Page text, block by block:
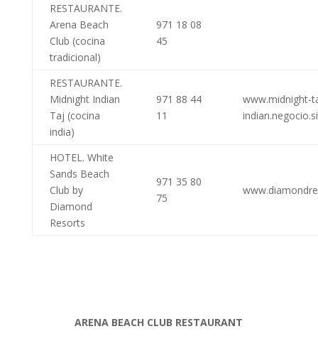
RESTAURANTE.
Arena Beach
Club (cocina
tradicional)
971 18 08
45
RESTAURANTE.
Midnight Indian
Taj (cocina
india)
971 88 44
11
www.midnight-
HOTEL. White
Sands Beach
Club by
Diamond
Resorts
971 35 80
75
ARENA BEACH CLUB RESTAURANT